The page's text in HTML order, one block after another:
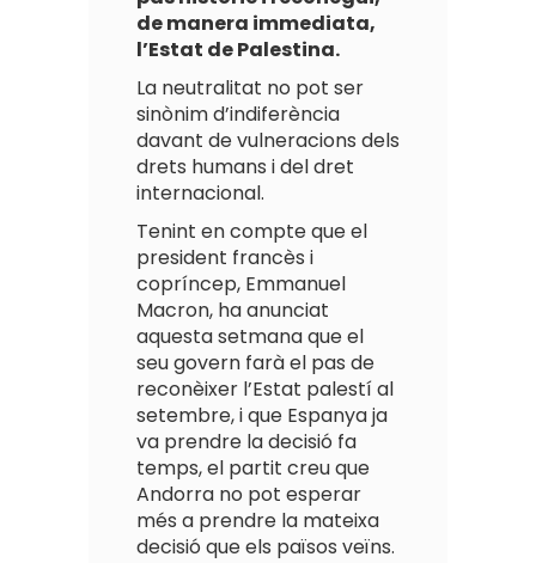
de manera immediata,
l’Estat de Palestina.
La neutralitat no pot ser
sinònim d’indiferència
davant de vulneracions dels
drets humans i del dret
internacional.
Tenint en compte que el
president francès i
copríncep, Emmanuel
Macron, ha anunciat
aquesta setmana que el
seu govern farà el pas de
reconèixer l’Estat palestí al
setembre, i que Espanya ja
va prendre la decisió fa
temps, el partit creu que
Andorra no pot esperar
més a prendre la mateixa
decisió que els països veïns.